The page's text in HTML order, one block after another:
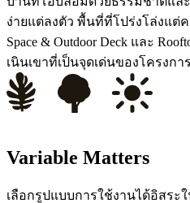
ง่ายแต่ลงตัว พื้นที่ที่โปร่งโล่งแต่
Space & Outdoor Deck และ
เนินเขาที่เป็นจุดเด่นของโครงการ
Variable Matters
เลือกรูปแบบการใช้งานได้อิสระ